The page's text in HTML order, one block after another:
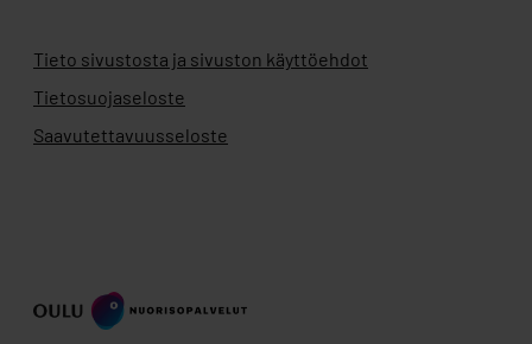
Tieto sivustosta ja sivuston käyttöehdot
Tietosuojaseloste
Saavutettavuusseloste